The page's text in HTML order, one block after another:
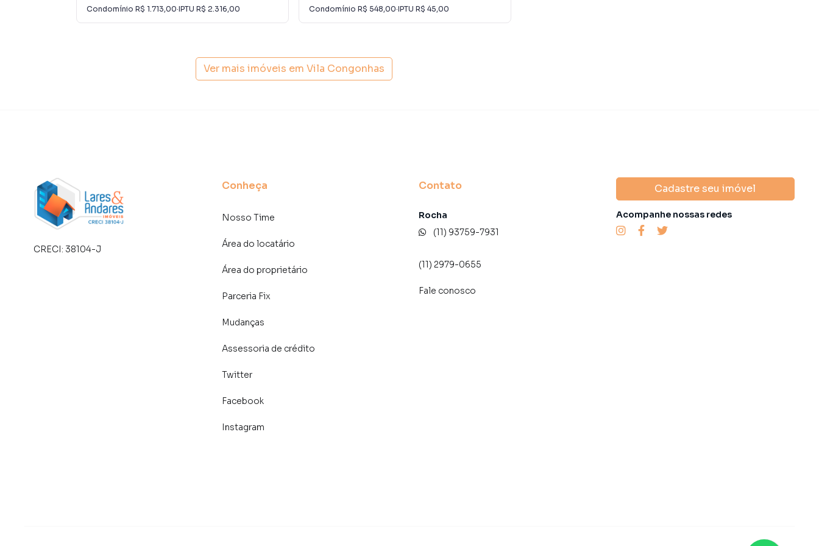
Na Lares e Andares Imóveis você consegue vender ou alugar seu imóvel muito mais rápido do que em
imobiliárias tradicionais. Já vendemos e locamos diversos imóveis em São Paulo, especialmente em
consequência uma maior chance de vender ou alugar seu imóvel mais rápido. Contamos também com
um time de programadores, corretores treinados e uma central de atendimento preparada para
Condomínio R$ 1.713,00·IPTU R$ 2.316,00
Condomínio R$ 548,00·IPTU R$ 45,00
Ver mais imóveis em Vila Congonhas
CRECI: 38104-J
Conheça
Nosso Time
Área do locatário
Área do proprietário
Parceria Fix
Mudanças
Assessoria de crédito
Twitter
Facebook
Instagram
Contato
Rocha
(11) 93759-7931
(11) 2979-0655
Fale conosco
Cadastre seu imóvel
Acompanhe nossas redes